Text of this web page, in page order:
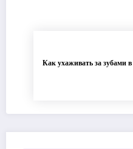
Как ухаживать за зубами в